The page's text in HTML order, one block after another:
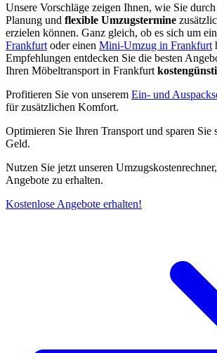
Unsere Vorschläge zeigen Ihnen, wie Sie
Planung und flexible Umzugstermine
erzielen können. Ganz gleich, ob es sich um
Frankfurt oder einen Mini-Umzug in Frankfurt
Empfehlungen entdecken Sie die besten
Ihren Möbeltransport in Frankfurt
Profitieren Sie von unserem Ein- und
für zusätzlichen Komfort.
Optimieren Sie Ihren Transport und sparen Sie
Geld.
Nutzen Sie jetzt unseren
Angebote zu erhalten.
Kostenlose Angebote erhalten!